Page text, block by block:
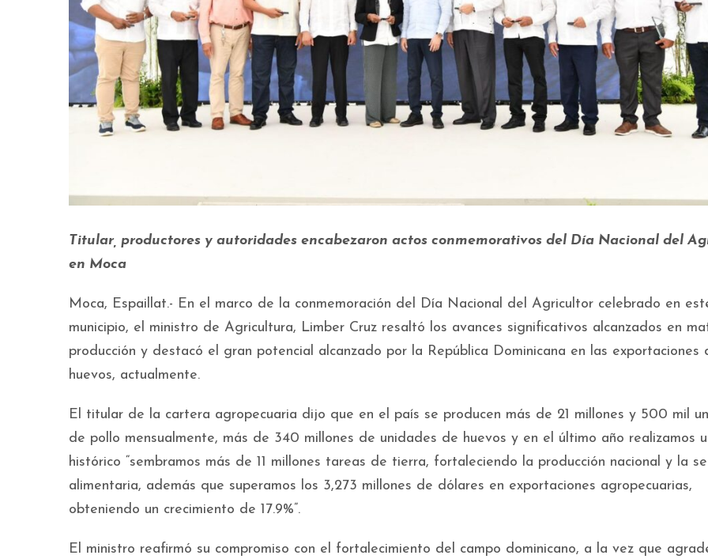
Titular, productores y autoridades encabezaron actos conmemorativos del Día Nacional del
en Moca
Moca, Espaillat.- En el marco de la conmemoración del Día Nacional del Agricultor celebrado en
municipio, el ministro de Agricultura, Limber Cruz resaltó los avances significativos alcanzados en
producción y destacó el gran potencial alcanzado por la República Dominicana en las exportaciones
huevos, actualmente.
El titular de la cartera agropecuaria dijo que en el país se producen más de 21 millones y 500 mil
de pollo mensualmente, más de 340 millones de unidades de huevos y en el último año realizamos
histórico “sembramos más de 11 millones tareas de tierra, fortaleciendo la producción nacional y la
alimentaria, además que superamos los 3,273 millones de dólares en exportaciones agropecuarias,
obteniendo un crecimiento de 17.9%”.
El ministro reafirmó su compromiso con el fortalecimiento del campo dominicano, a la vez que